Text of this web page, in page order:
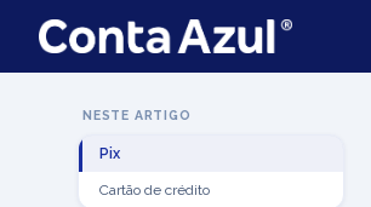
NESTE ARTIGO
Pix
Cartão de crédito